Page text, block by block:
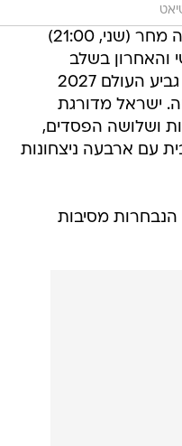
נבחרת ישראל בכדורסל תעלה מחר (שני, 21:00)
והאחרון בשלב
הבתים הראשון של מוקדמות גביע העולם 2027
ישראל מדורגת
ושלושה הפסדים,
עם ארבעה ניצחונות
מסיבות